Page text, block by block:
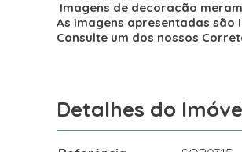
Imagens de decoração
As imagens apresentadas
Consulte um dos nossos
Detalhes do